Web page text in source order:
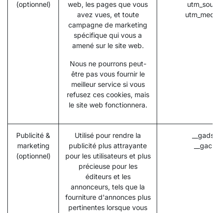
(optionnel)
web, les pages que vous
avez vues, et toute
campagne de marketing
spécifique qui vous a
amené sur le site web.
Nous ne pourrons peut-
être pas vous fournir le
meilleur service si vous
refusez ces cookies, mais
le site web fonctionnera.
Publicité &
marketing
(optionnel)
Utilisé pour rendre la
publicité plus attrayante
pour les utilisateurs et plus
précieuse pour les
éditeurs et les
annonceurs, tels que la
fourniture d'annonces plus
pertinentes lorsque vous
__gads
__gac